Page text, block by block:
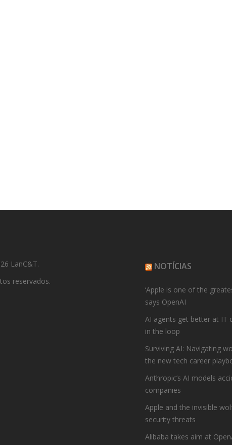
LanC&T.
reservados.
NOTÍCIAS
‘Apple is one of the
says OpenAI
AI agents get better at IT
in the loop
Surviving AI: Navigating
the new tech career
Anthropic’s AI models
companies
Apple and the invisible
security threats
Alibaba takes aim at